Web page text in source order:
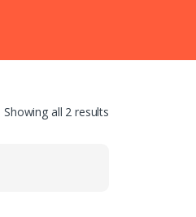
Showing all 2 results